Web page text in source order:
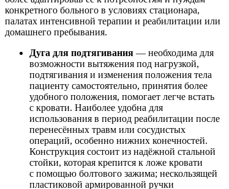
конкретного больного в условиях стационара,
палатах интенсивной терапии и реабилитации или
домашнего пребывания.
Дуга для подтягивания — необходима для
возможности вытяжения под нагрузкой,
подтягивания и изменения положения тела
пациенту самостоятельно, принятия более
удобного положения, помогает легче встать
с кровати. Наиболее удобна для
использования в период реабилитации после
перенесённых травм или сосудистых
операций, особенно нижних конечностей.
Конструкция состоит из надёжной стальной
стойки, которая крепится к ложе кровати
с помощью болтового зажима; нескользящей
пластиковой армированной ручки